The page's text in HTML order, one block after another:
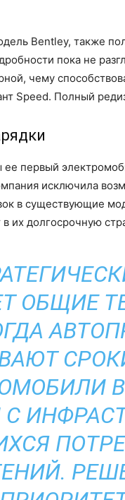
Bentley, также
пока не
чему
Speed. Полный
первый
исключила
в существующие
их долгосрочную
ОБЩИЕ